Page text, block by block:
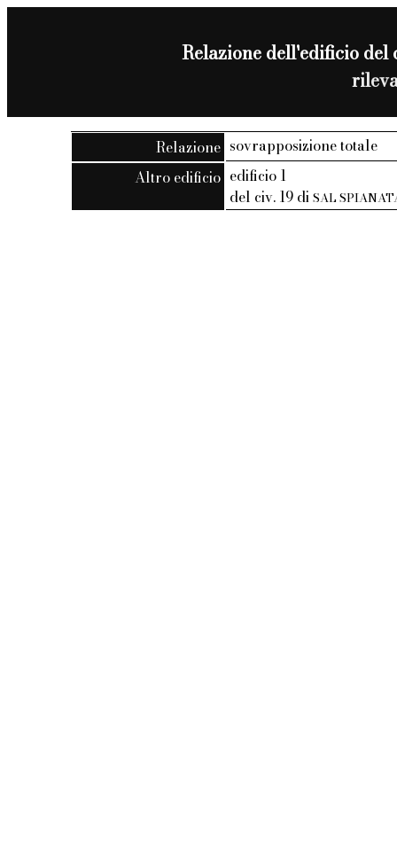
Relazione dell'edificio del
Relazione sovrapposizione totale
Altro edificio edificio 1
del civ. 19 diSAL